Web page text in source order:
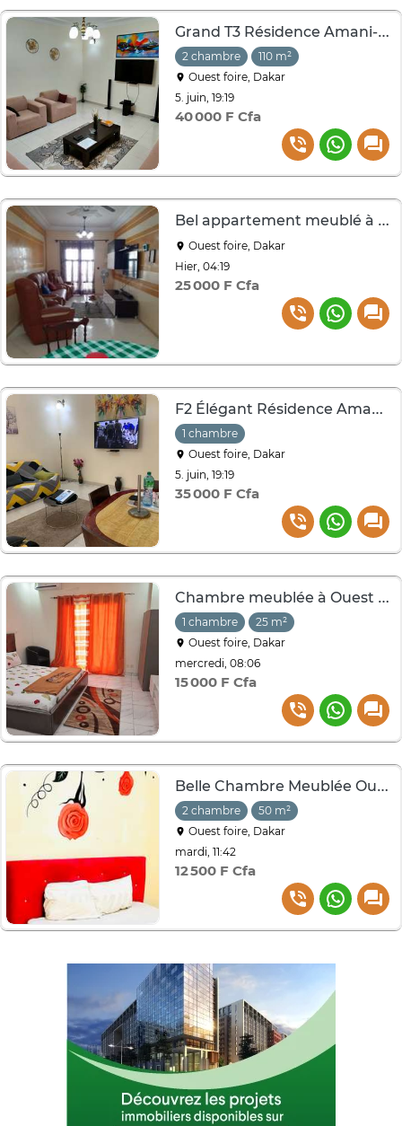
Grand T3 Résidence Amani-VDN Exclusive–2 Chambres, Parking
2 chambre
110 m²
Ouest foire, Dakar
5. juin, 19:19
40 000 F Cfa
Bel appartement meublé à louer a Ouest foire
Ouest foire, Dakar
Hier, 04:19
25 000 F Cfa
F2 Élégant Résidence Amani – Calme Absolu & Confort Moderne
1 chambre
Ouest foire, Dakar
5. juin, 19:19
35 000 F Cfa
Chambre meublée à Ouest foire
1 chambre
25 m²
Ouest foire, Dakar
mercredi, 08:06
15 000 F Cfa
Belle Chambre Meublée Ouest Foire
2 chambre
50 m²
Ouest foire, Dakar
mardi, 11:42
12 500 F Cfa